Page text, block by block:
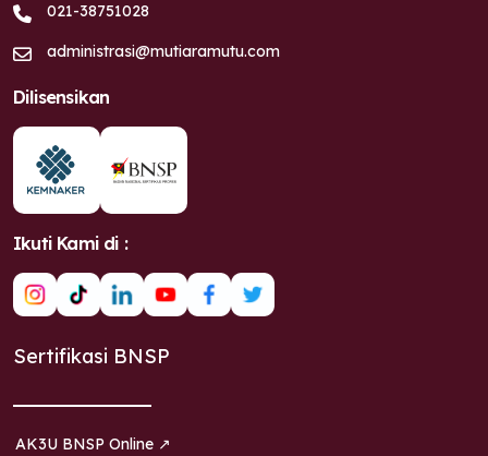
021-38751028
administrasi@mutiaramutu.com
Dilisensikan
Ikuti Kami di :
Sertifikasi BNSP
AK3U BNSP Online ↗